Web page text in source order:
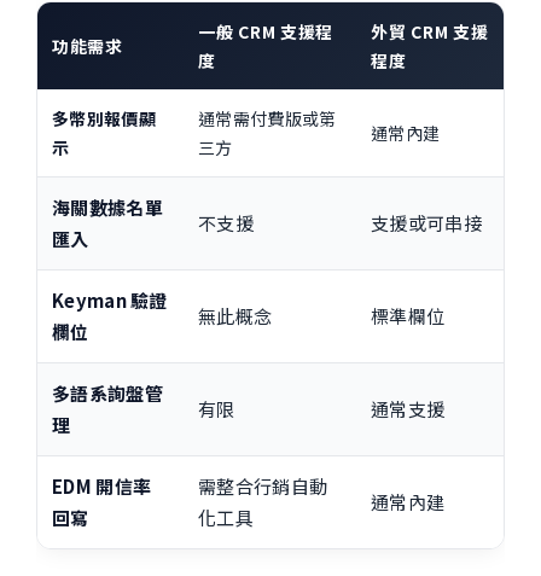
功能需求
一般 CRM 支援程
度
外貿 CRM 支援
程度
多幣別報價顯
示
通常需付費版或第
三方
通常內建
海關數據名單
匯入
不支援 支援或可串接
Keyman 驗證
欄位
無此概念 標準欄位
多語系詢盤管
理
有限 通常支援
EDM 開信率
回寫
需整合行銷自動
化工具
通常內建